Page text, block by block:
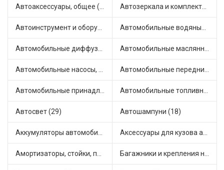
Автоаксессуары, общее (1) Автозеркала и комплектующие (4)
Автоинструмент и оборудование (7) Автомобильные водяные насосы (14)
Автомобильные диффузоры и вентиляторы (4) Автомобильные маслянные насосы (8)
Автомобильные насосы, компрессоры и манометры (1) Автомобильные передние фары (6)
Автомобильные принадлежности и аксессуары (5) Автомобильные топливные насосы (16)
Автосвет (29) Автошампуни (18)
Аккумуляторы автомобильные (1) Аксессуары для кузова автомобиля (1)
Амортизаторы, стойки, подушки стоек (36) Багажники и крепления на крышу (1)